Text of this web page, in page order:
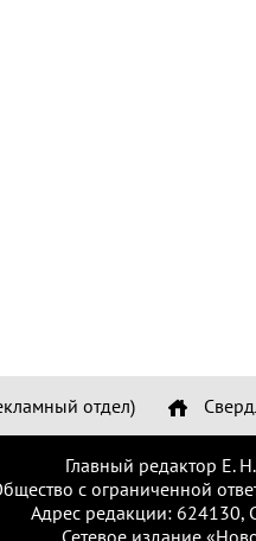
отдел)
Главный редактор Е.
с ограниченной
Адрес редакции: 624130,